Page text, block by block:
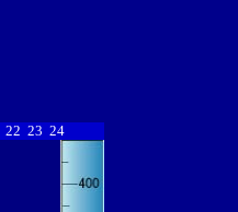
22 23 24